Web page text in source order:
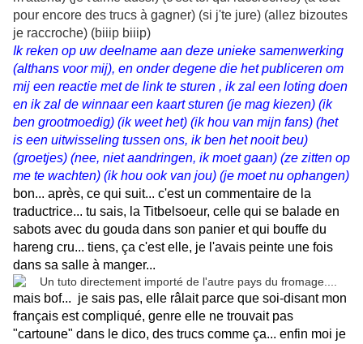
pour encore des trucs à gagner) (si j'te jure) (allez bizoutes
je raccroche) (biiip biiip)
Ik reken op uw deelname aan deze unieke samenwerking
(althans voor mij), en onder degene die het publiceren om
mij een reactie met de link te sturen , ik zal een loting doen
en ik zal de winnaar een kaart sturen (je mag kiezen) (ik
ben grootmoedig) (ik weet het) (ik hou van mijn fans) (het
is een uitwisseling tussen ons, ik ben het nooit beu)
(groetjes) (nee, niet aandringen, ik moet gaan) (ze zitten op
me te wachten) (ik hou ook van jou) (je moet nu ophangen)
bon... après, ce qui suit... c'est un commentaire de la
traductrice... tu sais, la Titbelsoeur, celle qui se balade en
sabots avec du gouda dans son panier et qui bouffe du
hareng cru... tiens, ça c'est elle, je l'avais peinte une fois
dans sa salle à manger...
mais bof... je sais pas, elle râlait parce que soi-disant mon
français est compliqué, genre elle ne trouvait pas
"cartoune" dans le dico, des trucs comme ça... enfin moi je